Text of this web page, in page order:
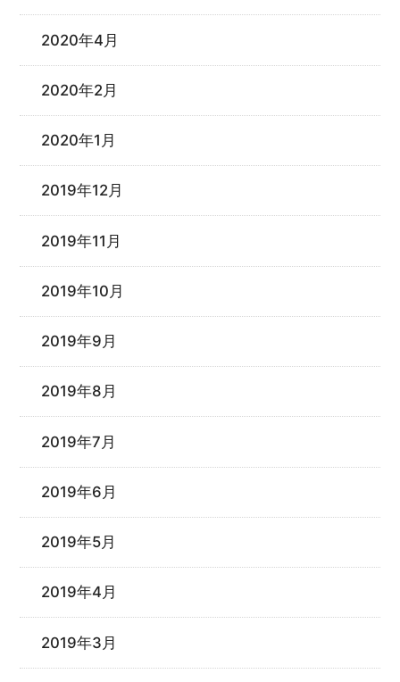
2020年4月
2020年2月
2020年1月
2019年12月
2019年11月
2019年10月
2019年9月
2019年8月
2019年7月
2019年6月
2019年5月
2019年4月
2019年3月